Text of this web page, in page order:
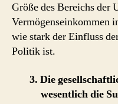
Größe des Bereichs der
Vermögenseinkommen
wie stark der Einfluss
Politik ist.
3. Die
wesentlich die